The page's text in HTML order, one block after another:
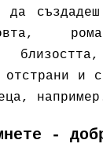
да създадеш
отстрани и
-